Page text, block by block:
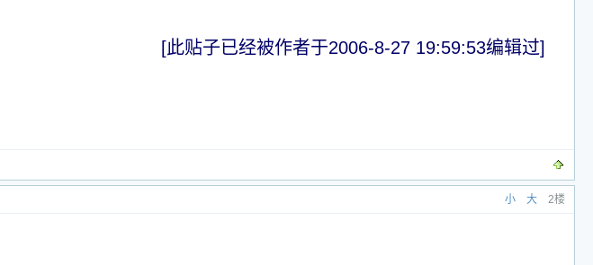
[此贴子已经被作者于2006-8-27 19:59:53编辑过]
小 大 2楼